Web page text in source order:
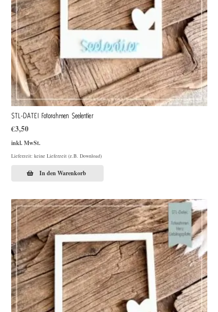
STL-DATEI Fotorahmen Seelentier
€3,50
inkl. MwSt.
Lieferzeit: keine Lieferzeit (z.B. Download)
In den Warenkorb